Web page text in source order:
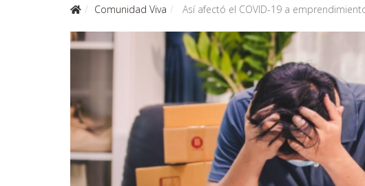
Comunidad Viva Así afectó el COVID-19 a